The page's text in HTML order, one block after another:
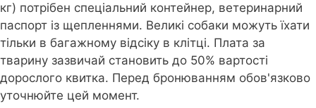
кг) потрібен спеціальний контейнер, ветеринарний
паспорт із щепленнями. Великі собаки можуть їхати
тільки в багажному відсіку в клітці. Плата за
тварину зазвичай становить до 50% вартості
дорослого квитка. Перед бронюванням обов'язково
уточнюйте цей момент.